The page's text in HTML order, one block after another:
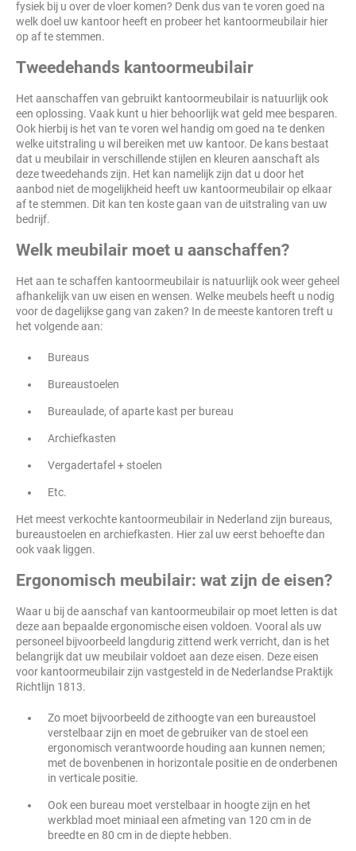
fysiek bij u over de vloer komen? Denk dus van te voren goed na
welk doel uw kantoor heeft en probeer het kantoormeubilair hier
op af te stemmen.
Tweedehands kantoormeubilair
Het aanschaffen van gebruikt kantoormeubilair is natuurlijk ook
een oplossing. Vaak kunt u hier behoorlijk wat geld mee besparen.
Ook hierbij is het van te voren wel handig om goed na te denken
welke uitstraling u wil bereiken met uw kantoor. De kans bestaat
dat u meubilair in verschillende stijlen en kleuren aanschaft als
deze tweedehands zijn. Het kan namelijk zijn dat u door het
aanbod niet de mogelijkheid heeft uw kantoormeubilair op elkaar
af te stemmen. Dit kan ten koste gaan van de uitstraling van uw
bedrijf.
Welk meubilair moet u aanschaffen?
Het aan te schaffen kantoormeubilair is natuurlijk ook weer geheel
afhankelijk van uw eisen en wensen. Welke meubels heeft u nodig
voor de dagelijkse gang van zaken? In de meeste kantoren treft u
het volgende aan:
Bureaus
Bureaustoelen
Bureaulade, of aparte kast per bureau
Archiefkasten
Vergadertafel + stoelen
Etc.
Het meest verkochte kantoormeubilair in Nederland zijn bureaus,
bureaustoelen en archiefkasten. Hier zal uw eerst behoefte dan
ook vaak liggen.
Ergonomisch meubilair: wat zijn de eisen?
Waar u bij de aanschaf van kantoormeubilair op moet letten is dat
deze aan bepaalde ergonomische eisen voldoen. Vooral als uw
personeel bijvoorbeeld langdurig zittend werk verricht, dan is het
belangrijk dat uw meubilair voldoet aan deze eisen. Deze eisen
voor kantoormeubilair zijn vastgesteld in de Nederlandse Praktijk
Richtlijn 1813.
Zo moet bijvoorbeeld de zithoogte van een bureaustoel
verstelbaar zijn en moet de gebruiker van de stoel een
ergonomisch verantwoorde houding aan kunnen nemen;
met de bovenbenen in horizontale positie en de onderbenen
in verticale positie.
Ook een bureau moet verstelbaar in hoogte zijn en het
werkblad moet miniaal een afmeting van 120 cm in de
breedte en 80 cm in de diepte hebben.